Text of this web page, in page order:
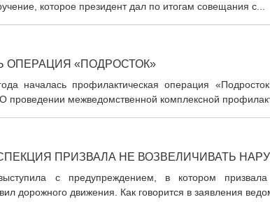
которое президент дал по итогам совещания с...
ОПЕРАЦИЯ «ПОДРОСТОК»
началась профилактическая операция
межведомственной комплексной
ПРИЗВАЛА НЕ ВОЗВЕЛИЧИВАТЬ
с предупреждением, в котором
дорожного движения. Как говорится в заявления